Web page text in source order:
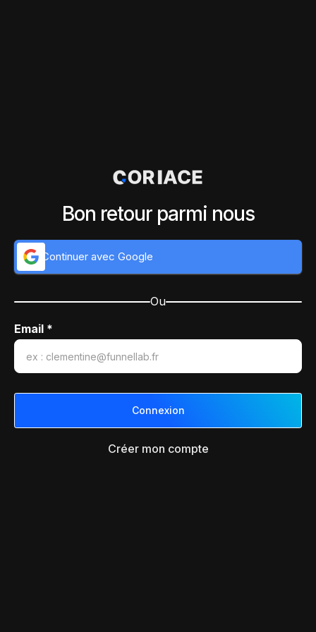
Bon retour parmi nous
Continuer avec Google
Ou
Email *
Créer mon compte